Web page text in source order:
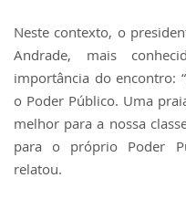
Neste contexto, o
Andrade, mais
importância do encontro:
o Poder Público. Uma
melhor para a nossa
para o próprio Poder
relatou.